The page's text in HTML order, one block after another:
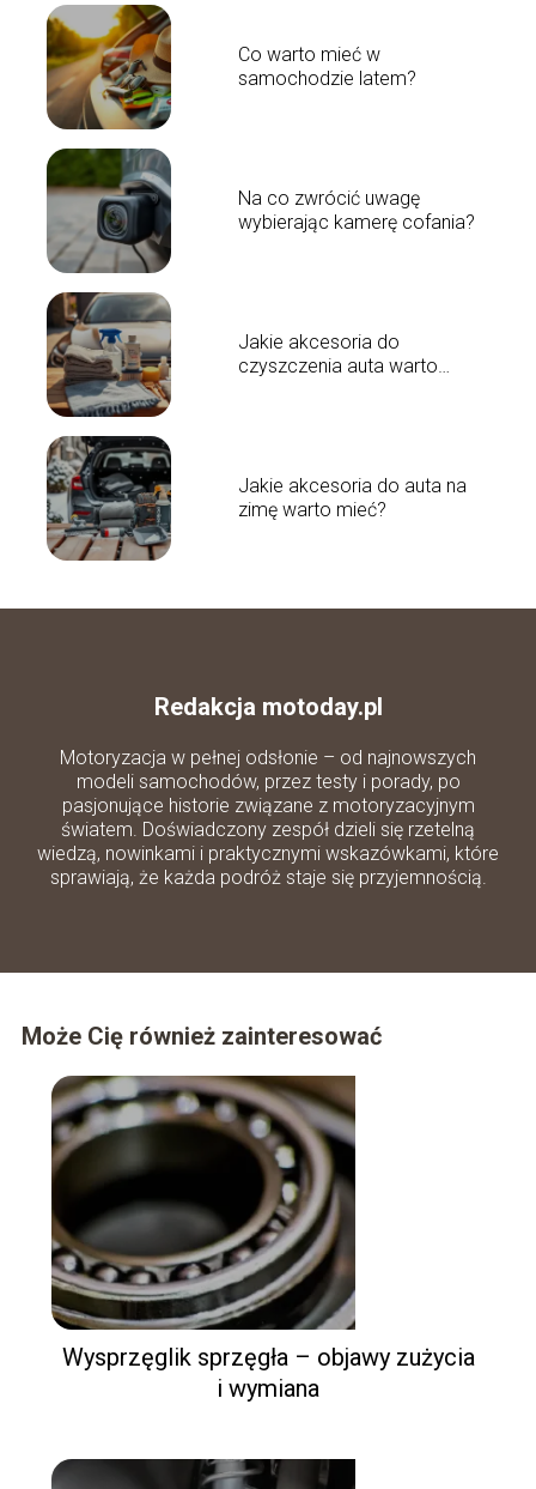
Co warto mieć w
samochodzie latem?
Na co zwrócić uwagę
wybierając kamerę cofania?
Jakie akcesoria do
czyszczenia auta warto
Jakie akcesoria do auta na
zimę warto mieć?
Redakcja motoday.pl
Motoryzacja w pełnej odsłonie – od najnowszych
modeli samochodów, przez testy i porady, po
pasjonujące historie związane z motoryzacyjnym
światem. Doświadczony zespół dzieli się rzetelną
wiedzą, nowinkami i praktycznymi wskazówkami, które
sprawiają, że każda podróż staje się przyjemnością.
Może Cię również zainteresować
Wysprzęglik sprzęgła – objawy zużycia
i wymiana